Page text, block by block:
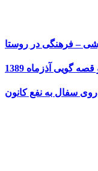
– فرهنگی در روستا
آذزماه 1389
سفال به نفع کانون